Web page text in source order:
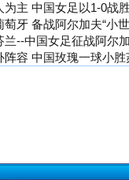
为主 中国女足以1-0战
牙 备战阿尔加夫“小
兰--中国女足征战阿尔
阵容 中国玫瑰一球小